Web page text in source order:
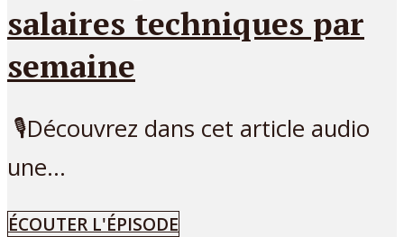
salaires techniques par
semaine
🎙Découvrez dans cet article audio
une...
ÉCOUTER L'ÉPISODE